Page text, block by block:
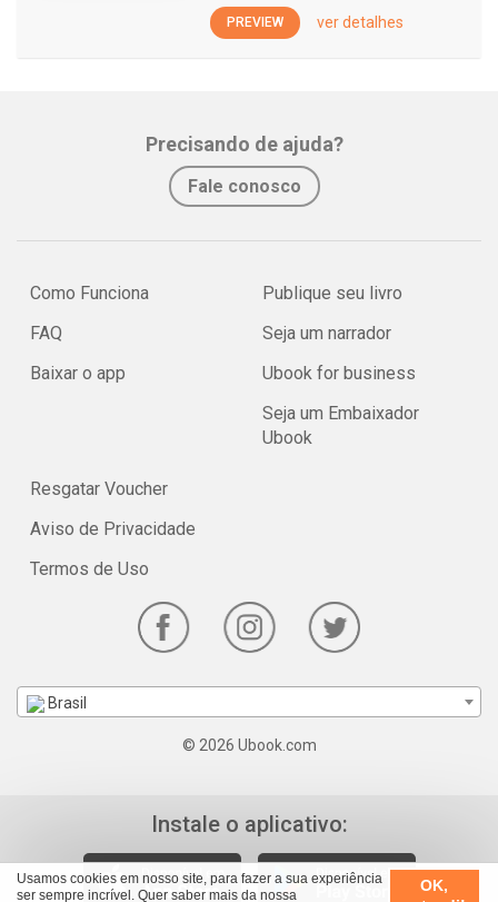
Usamos cookies em nosso site, para fazer a sua experiência
ser sempre incrível. Quer saber mais da nossa
OK,
PREVIEW ver detalhes
Precisando de ajuda?
Fale conosco
Como Funciona
FAQ
Baixar o app
Publique seu livro
Seja um narrador
Ubook for business
Seja um Embaixador
Ubook
Resgatar Voucher
Aviso de Privacidade
Termos de Uso
Brasil
© 2026 Ubook.com
Instale o aplicativo: